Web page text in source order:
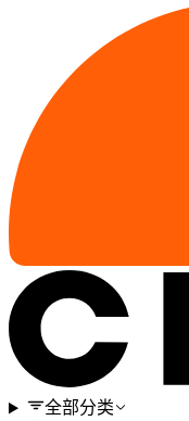
全部分类